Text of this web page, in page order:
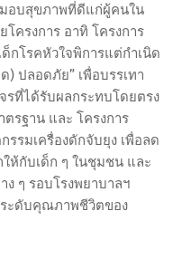
มอบสุขภาพที่ดีแก่ผู้คนใน
ครงการ อาทิ โครงการ
ด็กโรคหัวใจพิการแต่กำเนิด
) ปลอดภัย” เพื่อบรรเทา
รที่ได้รับผลกระทบโดยตรง
รฐาน และ โครงการ
รรมเครื่องดักจับยุง เพื่อลด
ห้กับเด็ก ๆ ในชุมชน และ
ๆ รอบโรงพยาบาลฯ
ระดับคุณภาพชีวิตของ